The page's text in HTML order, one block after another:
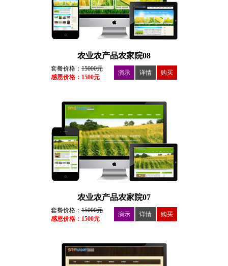
农业农产品农家院08
套餐价格： 15000元
感恩价格：1500元
演示 详情 购买
农业农产品农家院07
套餐价格： 15000元
感恩价格：1500元
演示 详情 购买